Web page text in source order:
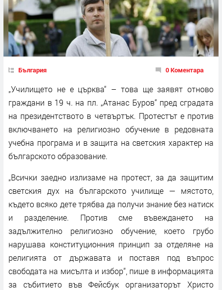
България 0 Коментара
„Училището не е църква“ – това ще заявят отново
граждани в 19 ч. на пл. „Атанас Буров“ пред сградата
на президентството в четвъртък. Протестът е против
включването на религиозно обучение в редовната
учебна програма и в защита на светския характер на
българското образование.
„Всички заедно излизаме на протест, за да защитим
светския дух на българското училище — мястото,
където всяко дете трябва да получи знание без натиск
и разделение. Против сме въвеждането на
задължително религиозно обучение, което грубо
нарушава конституционния принцип за отделяне на
религията от държавата и поставя под въпрос
свободата на мисълта и избор“, пише в информацията
за събитието във Фейсбук организаторът Христо